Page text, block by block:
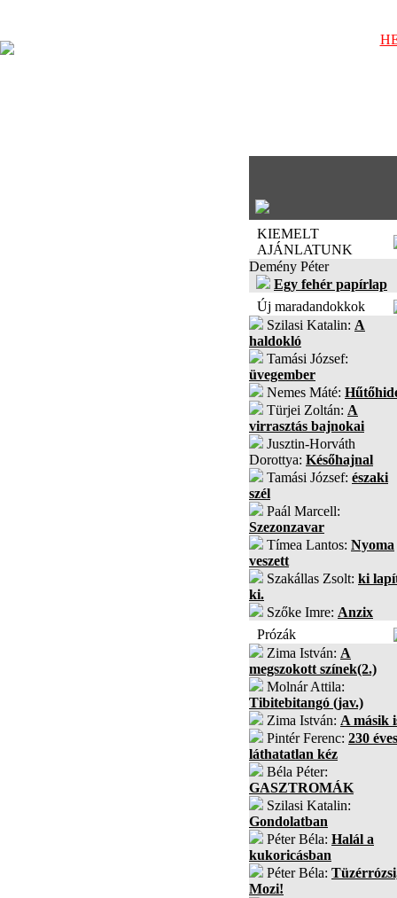
KIEMELT
AJÁNLATUNK
Demény Péter
Egy fehér papírlap
Új maradandokkok
Szilasi Katalin: A
haldokló
Tamási József:
üvegember
Nemes Máté:
Türjei Zoltán: A
virrasztás bajnokai
Jusztin-Horváth
Dorottya: Későhajnal
Tamási József: északi
szél
Paál Marcell:
Szezonzavar
Tímea Lantos: Nyoma
veszett
Szakállas Zsolt: ki
ki.
Szőke Imre: Anzix
Prózák
Zima István: A
megszokott színek(2.)
Molnár Attila:
Tibitebitangó (jav.)
Zima István: A másik
Pintér Ferenc: 230
láthatatlan kéz
Béla Péter:
GASZTROMÁK
Szilasi Katalin:
Gondolatban
Péter Béla: Halál a
kukoricásban
Péter Béla:
Mozi!